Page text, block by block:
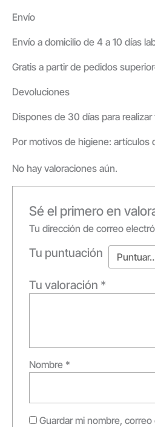
Envío
Envío a domicilio de 4 a 10 días
Gratis a partir de pedidos
Devoluciones
Dispones de 30 días para
Por motivos de higiene: artículos
No hay valoraciones aún.
Sé el primero en
Tu dirección de correo
Tu puntuación
Tu valoración *
Nombre *
Guardar mi nombre,